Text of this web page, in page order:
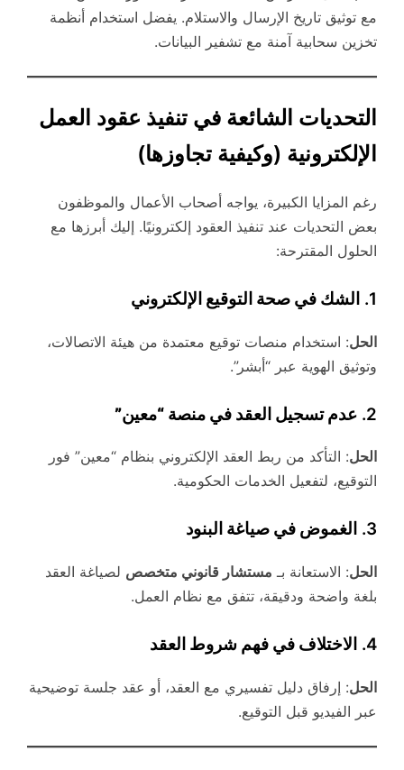
مع توثيق تاريخ الإرسال والاستلام. يفضل استخدام أنظمة
تخزين سحابية آمنة مع تشفير البيانات.
التحديات الشائعة في تنفيذ عقود العمل
الإلكترونية (وكيفية تجاوزها)
رغم المزايا الكبيرة، يواجه أصحاب الأعمال والموظفون
بعض التحديات عند تنفيذ العقود إلكترونيًا. إليك أبرزها مع
الحلول المقترحة:
1. الشك في صحة التوقيع الإلكتروني
الحل: استخدام منصات توقيع معتمدة من هيئة الاتصالات،
وتوثيق الهوية عبر “أبشر”.
2. عدم تسجيل العقد في منصة “معين”
الحل: التأكد من ربط العقد الإلكتروني بنظام “معين” فور
التوقيع، لتفعيل الخدمات الحكومية.
3. الغموض في صياغة البنود
الحل: الاستعانة بـ مستشار قانوني متخصص لصياغة العقد
بلغة واضحة ودقيقة، تتفق مع نظام العمل.
4. الاختلاف في فهم شروط العقد
الحل: إرفاق دليل تفسيري مع العقد، أو عقد جلسة توضيحية
عبر الفيديو قبل التوقيع.